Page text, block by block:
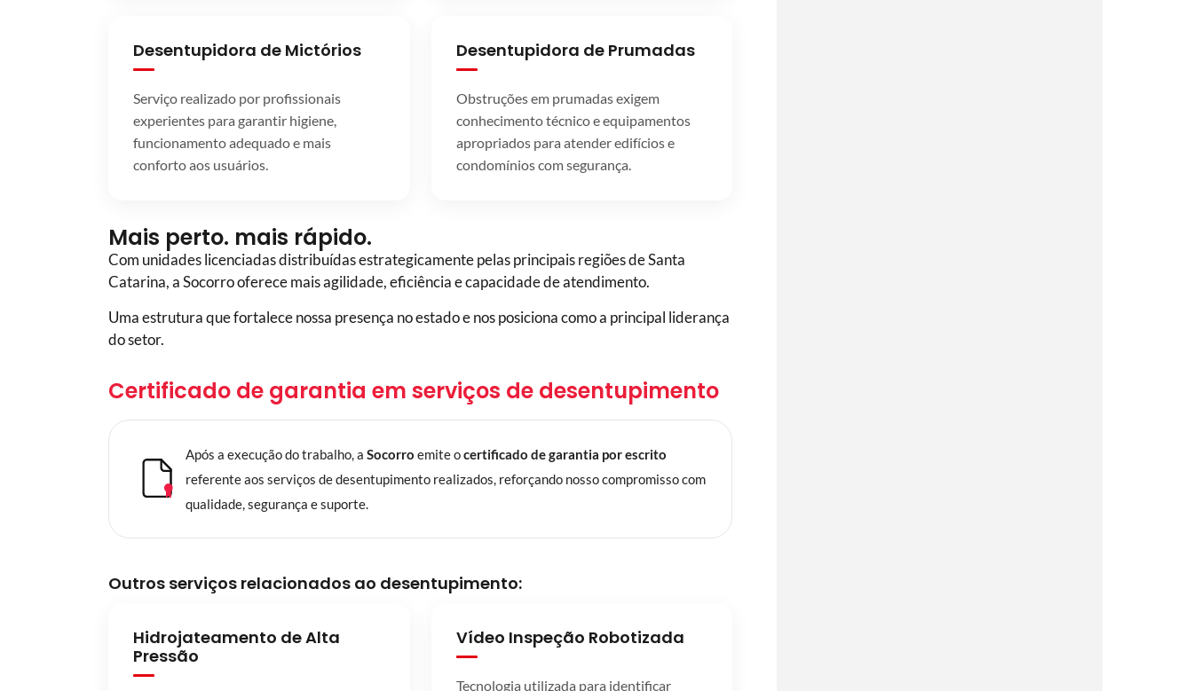
Desentupidora de Mictórios
Serviço realizado por profissionais
experientes para garantir higiene,
funcionamento adequado e mais
conforto aos usuários.
Desentupidora de Prumadas
Obstruções em prumadas exigem
conhecimento técnico e equipamentos
apropriados para atender edifícios e
condomínios com segurança.
Mais perto. mais rápido.
Com unidades licenciadas distribuídas estrategicamente pelas principais regiões de Santa
Catarina, a Socorro oferece mais agilidade, eficiência e capacidade de atendimento.
Uma estrutura que fortalece nossa presença no estado e nos posiciona como a principal liderança
do setor.
Certificado de garantia em serviços de desentupimento
Após a execução do trabalho, a Socorro emite ocertificado de garantia por escrito
referente aos serviços de desentupimento realizados, reforçando nosso compromisso com
qualidade, segurança e suporte.
Outros serviços relacionados ao desentupimento:
Hidrojateamento de Alta
Pressão
Vídeo Inspeção Robotizada
Tecnologia utilizada para identificar